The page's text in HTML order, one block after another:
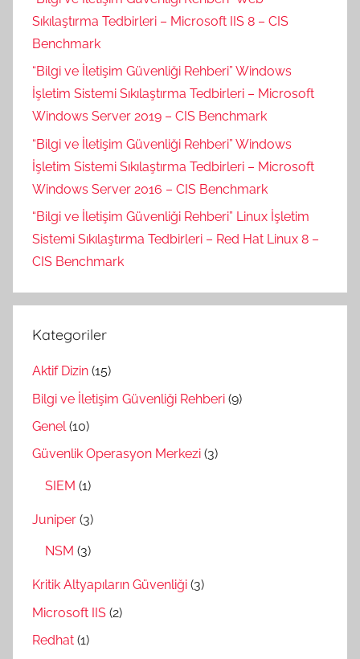
Sıkılaştırma Tedbirleri – Microsoft IIS 8 – CIS
Benchmark
“Bilgi ve İletişim Güvenliği Rehberi” Windows
İşletim Sistemi Sıkılaştırma Tedbirleri – Microsoft
Windows Server 2019 – CIS Benchmark
“Bilgi ve İletişim Güvenliği Rehberi” Windows
İşletim Sistemi Sıkılaştırma Tedbirleri – Microsoft
Windows Server 2016 – CIS Benchmark
“Bilgi ve İletişim Güvenliği Rehberi” Linux İşletim
Sistemi Sıkılaştırma Tedbirleri – Red Hat Linux 8 –
CIS Benchmark
Kategoriler
Aktif Dizin (15)
Bilgi ve İletişim Güvenliği Rehberi (9)
Genel(10)
Güvenlik Operasyon Merkezi (3)
SIEM (1)
Juniper (3)
NSM (3)
Kritik Altyapıların Güvenliği (3)
Microsoft IIS (2)
Redhat (1)